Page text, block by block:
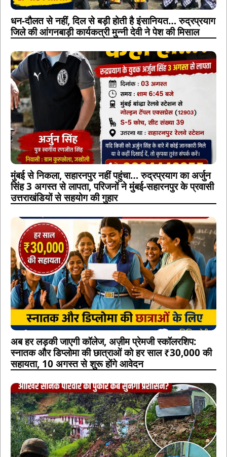
धन-दौलत से नहीं, दिल से बड़ी होती है इंसानियत… रुद्रप्रयाग
जिले की आंगनबाड़ी कार्यकत्री मुन्नी देवी ने पेश की मिसाल
मुंबई से निकला, सहारनपुर नहीं पहुंचा… रुद्रप्रयाग का अर्जुन
सिंह 3 अगस्त से लापता, परिजनों ने मुंबई-सहारनपुर के प्रवासी
उत्तराखंडियों से सहयोग की गुहार
अब हर लड़की जाएगी कॉलेज, अज़ीम प्रेमजी स्कॉलरशिप:
स्नातक और डिप्लोमा की छात्राओं को हर साल ₹30,000 की
सहायता, 10 अगस्त से शुरू होंगे आवेदन